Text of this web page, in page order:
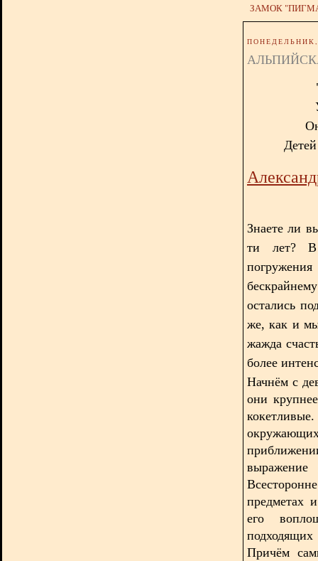
ЗАМОК
ПОНЕДЕЛЬНИК,
Знаете ли
ти лет? В
остались
же, как и
жажда
более
Начнём с
они
выражение
предметах
его
Причём